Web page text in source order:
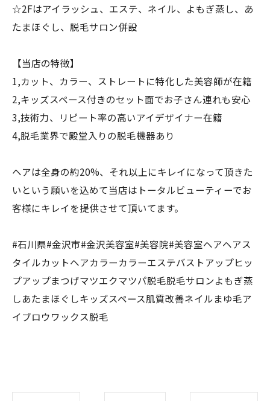
☆2Fはアイラッシュ、エステ、ネイル、よもぎ蒸し、あ
たまほぐし、脱毛サロン併設
【当店の特徴】
1,カット、カラー、ストレートに特化した美容師が在籍
2,キッズスペース付きのセット面でお子さん連れも安心
3,技術力、リピート率の高いアイデザイナー在籍
4,脱毛業界で殿堂入りの脱毛機器あり
ヘアは全身の約20%、それ以上にキレイになって頂きた
いという願いを込めて当店はトータルビューティーでお
客様にキレイを提供させて頂いてます。
#石川県#金沢市#金沢美容室#美容院#美容室ヘアヘアス
タイルカットヘアカラーカラーエステバストアップヒッ
プアップまつげマツエクマツパ脱毛脱毛サロンよもぎ蒸
しあたまほぐしキッズスペース肌質改善ネイルまゆ毛ア
イブロウワックス脱毛